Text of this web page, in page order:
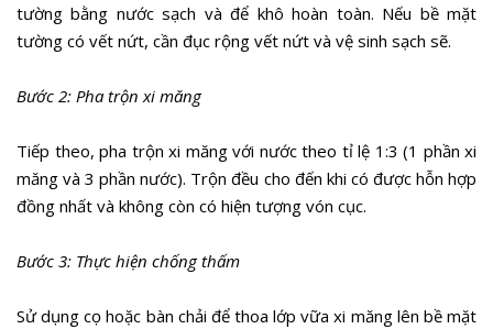
tường bằng nước sạch và để khô hoàn toàn. Nếu bề mặt
tường có vết nứt, cần đục rộng vết nứt và vệ sinh sạch sẽ.
Bước 2: Pha trộn xi măng
Tiếp theo, pha trộn xi măng với nước theo tỉ lệ 1:3 (1 phần xi
măng và 3 phần nước). Trộn đều cho đến khi có được hỗn hợp
đồng nhất và không còn có hiện tượng vón cục.
Bước 3: Thực hiện chống thấm
Sử dụng cọ hoặc bàn chải để thoa lớp vữa xi măng lên bề mặt